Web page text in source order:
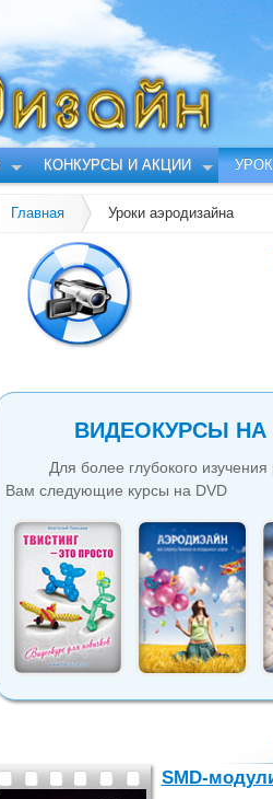
КОНКУРСЫ И АКЦИИ
Главная Уроки аэродизайна
ВИДЕОКУРСЫ НА
Для более глубокого
Вам следующие курсы на DVD
SMD-